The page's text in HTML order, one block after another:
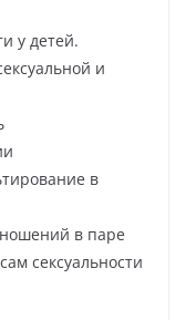
у детей.
и
в
в паре
сексуальности